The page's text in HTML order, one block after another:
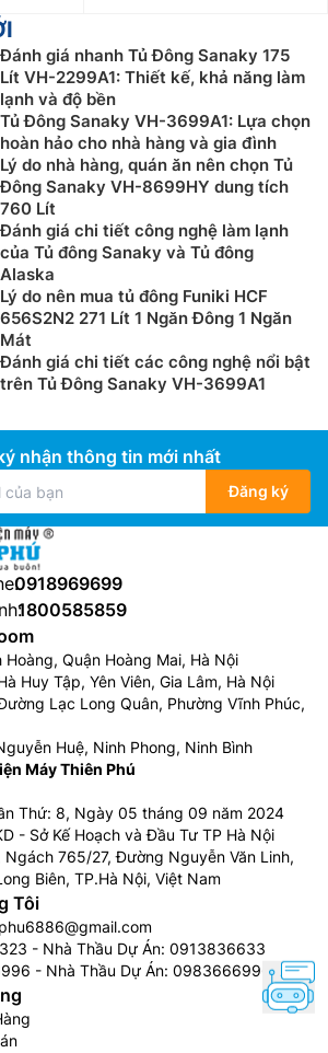
Đánh giá nhanh Tủ Đông Sanaky 175
Lít VH-2299A1: Thiết kế, khả năng làm
lạnh và độ bền
Tủ Đông Sanaky VH-3699A1: Lựa chọn
hoàn hảo cho nhà hàng và gia đình
Lý do nhà hàng, quán ăn nên chọn Tủ
Đông Sanaky VH-8699HY dung tích
760 Lít
Đánh giá chi tiết công nghệ làm lạnh
của Tủ đông Sanaky và Tủ đông
Alaska
Lý do nên mua tủ đông Funiki HCF
656S2N2 271 Lít 1 Ngăn Đông 1 Ngăn
Mát
Đánh giá chi tiết các công nghệ nổi bật
trên Tủ Đông Sanaky VH-3699A1
nhận thông tin mới nhất
Đăng ký
0918969699
1800585859
Hoàng, Quận Hoàng Mai, Hà Nội
Huy Tập, Yên Viên, Gia Lâm, Hà Nội
Lạc Long Quân, Phường Vĩnh Phúc,
Huệ, Ninh Phong, Ninh Bình
Máy Thiên Phú
Thứ: 8, Ngày 05 tháng 09 năm 2024
- Sở Kế Hoạch và Đầu Tư TP Hà Nội
Ngách 765/27, Đường Nguyễn Văn Linh,
Biên, TP.Hà Nội, Việt Nam
Tôi
- Nhà Thầu Dự Án: 0913836633
- Nhà Thầu Dự Án: 0983666996